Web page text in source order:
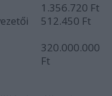
1.356.720 Ft
512.450 Ft
320.000.000
Ft